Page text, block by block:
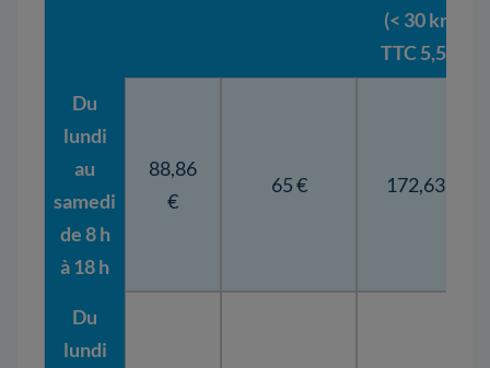
(< 30 km)
TTC 5,5 %
Du
lundi
au
samedi
de 8 h
à 18 h
88,86
€
65 € 172,63 €
Du
lundi